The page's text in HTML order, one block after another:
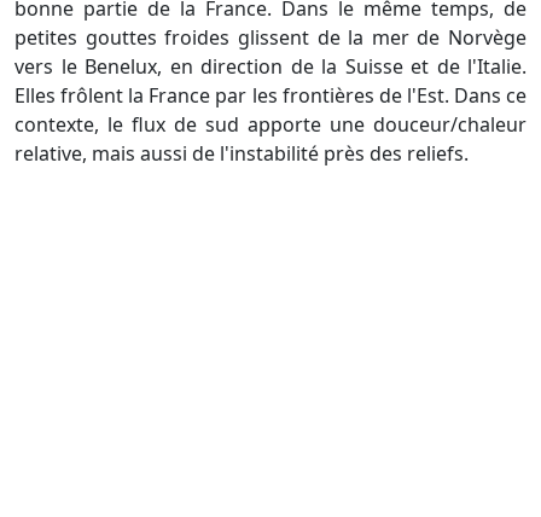
bonne partie de la France. Dans le même temps, de
petites gouttes froides glissent de la mer de Norvège
vers le Benelux, en direction de la Suisse et de l'Italie.
Elles frôlent la France par les frontières de l'Est. Dans ce
contexte, le flux de sud apporte une douceur/chaleur
relative, mais aussi de l'instabilité près des reliefs.